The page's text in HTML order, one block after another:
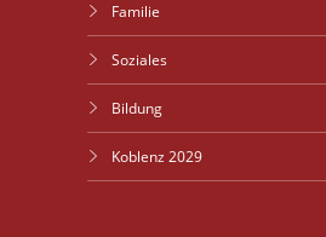
Familie
Soziales
Bildung
Koblenz 2029